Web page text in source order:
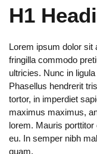
H1
Lorem ipsum dolor sit
fringilla commodo
ultricies. Nunc in
Phasellus hendrerit
tortor, in imperdiet
maximus maximus,
lorem. Mauris
eu. In semper nibh
quam.